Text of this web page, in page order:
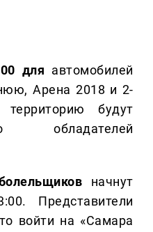
для автомобилей
Арена 2018 и 2-
будут
обладателей
начнут
Представители
войти на «Самара